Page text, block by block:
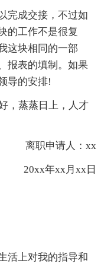
完成交接，不过如
的工作不是很复
这块相同的一部
报表的填制。如果
导的安排!
，蒸蒸日上，人才
离职申请人：xx
20xx年xx月xx日
活上对我的指导和